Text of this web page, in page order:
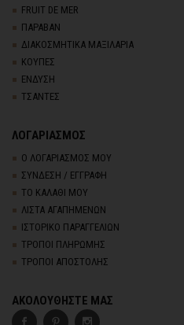
FRUIT DE MER
ΠΑΡΑΒΑΝ
ΔΙΑΚΟΣΜΗΤΙΚΑ ΜΑΞΙΛΑΡΙΑ
ΚΟΥΠΕΣ
ΕΝΔΥΣΗ
ΤΣΑΝΤΕΣ
ΛΟΓΑΡΙΑΣΜΟΣ
Ο ΛΟΓΑΡΙΑΣΜΟΣ ΜΟΥ
ΣΥΝΔΕΣΗ / ΕΓΓΡΑΦΗ
ΤΟ ΚΑΛΑΘΙ ΜΟΥ
ΛΙΣΤΑ ΑΓΑΠΗΜΕΝΩΝ
ΙΣΤΟΡΙΚΟ ΠΑΡΑΓΓΕΛΙΩΝ
ΤΡΟΠΟΙ ΠΛΗΡΩΜΗΣ
ΤΡΟΠΟΙ ΑΠΟΣΤΟΛΗΣ
ΑΚΟΛΟΥΘΗΣΤΕ ΜΑΣ